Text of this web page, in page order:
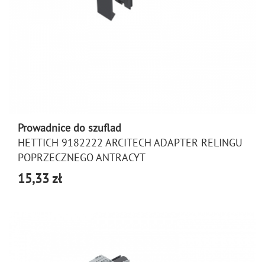
Prowadnice do szuflad
HETTICH 9182222 ARCITECH ADAPTER RELINGU
POPRZECZNEGO ANTRACYT
15,33 zł